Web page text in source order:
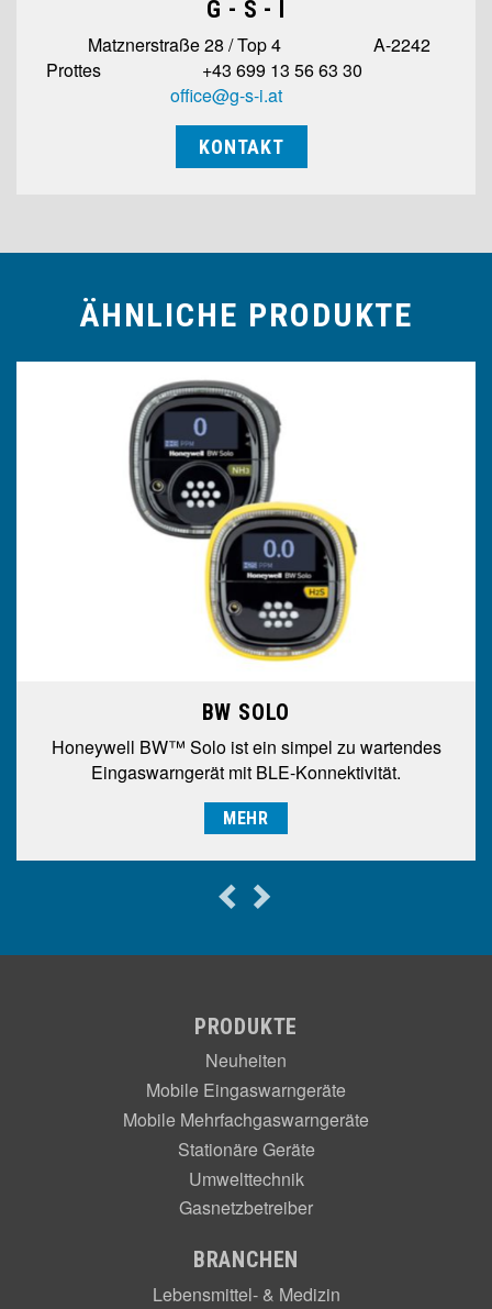
G - S - I
Matznerstraße 28 / Top 4 A-2242
Prottes +43 699 13 56 63 30
office@g-s-i.at
KONTAKT
ÄHNLICHE PRODUKTE
BW SOLO
Honeywell BW™ Solo ist ein simpel zu wartendes
Eingaswarngerät mit BLE-Konnektivität.
MEHR
PRODUKTE
Neuheiten
Mobile Eingaswarngeräte
Mobile Mehrfachgaswarngeräte
Stationäre Geräte
Umwelttechnik
Gasnetzbetreiber
BRANCHEN
Lebensmittel- & Medizin